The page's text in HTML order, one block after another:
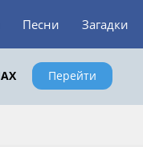
Песни Загадки
Перейти